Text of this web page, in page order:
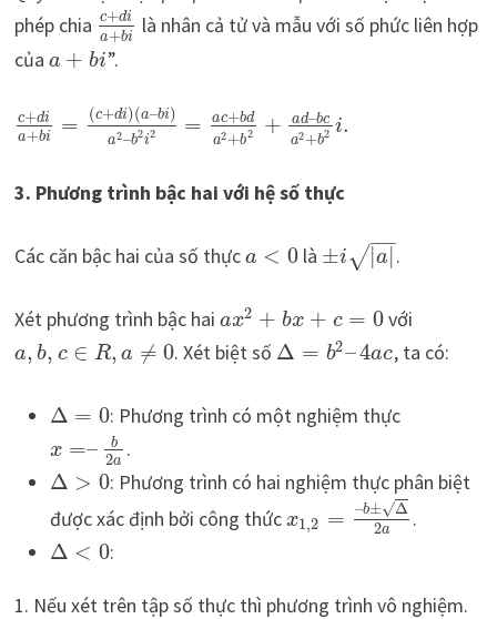
phép chia
c+di
a+bi
là nhân cả tử và mẫu với số phức liên hợp
của a + bi”.
c+di
a+bi = (c+di)(a–bi)
a2–b2i2 = ac+bd
a2+b2 + ad–bc
a2+b2 i.
3. Phương trình bậc hai với hệ số thực
Các căn bậc hai của số thực a < 0 là ±i |a
−−
√ .
Xét phương trình bậc hai ax2 + bx + c = 0với
a, b, c ∈ R, a ≠ 0. Xét biệt số Δ = b2–4ac, ta có:
Δ = 0: Phương trình có một nghiệm thực
x =– b
2a .
Δ > 0: Phương trình có hai nghiệm thực phân biệt
được xác định bởi công thức x1,2 = –b± Δ
√
2a
.
Δ < 0:
1. Nếu xét trên tập số thực thì phương trình vô nghiệm.